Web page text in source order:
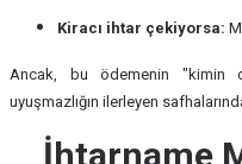
Kiracı ihtar çekiyorsa:
Ancak, bu ödemenin "kimin
uyuşmazlığın ilerleyen
İhtarname